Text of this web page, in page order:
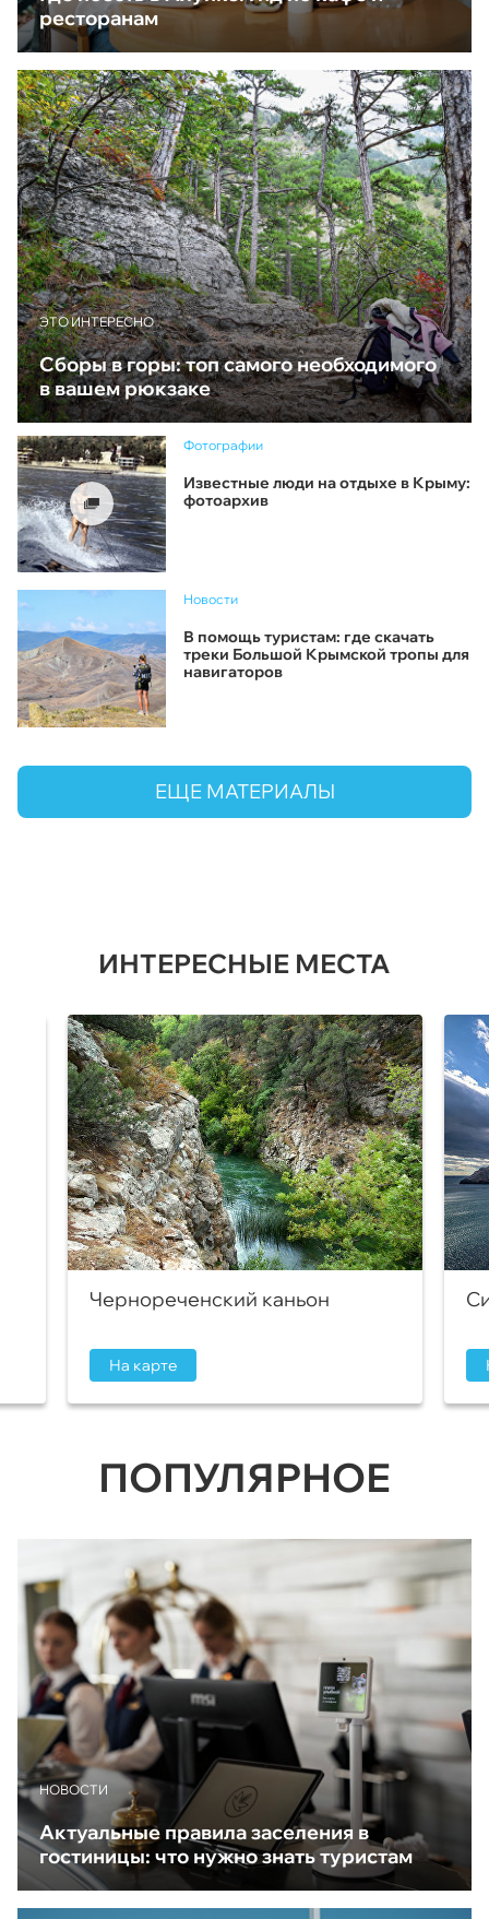
ресторанам
ЭТО ИНТЕРЕСНО
Сборы в горы: топ самого необходимого
в вашем рюкзаке
Фотографии
Известные люди на отдыхе в Крыму:
фотоархив
Новости
В помощь туристам: где скачать
треки Большой Крымской тропы для
навигаторов
ЕЩЕ МАТЕРИАЛЫ
ИНТЕРЕСНЫЕ МЕСТА
Чернореченский каньон
На карте
ПОПУЛЯРНОЕ
НОВОСТИ
Актуальные правила заселения в
гостиницы: что нужно знать туристам